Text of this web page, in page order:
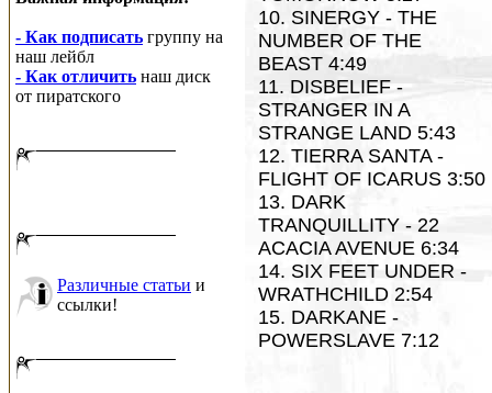
- Как подписать группу на
наш лейбл
- Как отличить наш диск
от пиратского
Различные статьи и
ссылки!
10. SINERGY - THE
NUMBER OF THE
BEAST 4:49
11. DISBELIEF -
STRANGER IN A
STRANGE LAND 5:43
12. TIERRA SANTA -
FLIGHT OF ICARUS 3:50
13. DARK
TRANQUILLITY - 22
ACACIA AVENUE 6:34
14. SIX FEET UNDER -
WRATHCHILD 2:54
15. DARKANE -
POWERSLAVE 7:12